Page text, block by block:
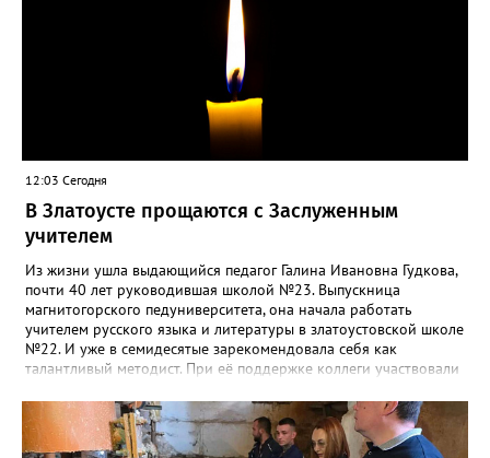
12:03 Сегодня
В Златоусте прощаются с Заслуженным
учителем
Из жизни ушла выдающийся педагог Галина Ивановна Гудкова,
почти 40 лет руководившая школой №23. Выпускница
магнитогорского педуниверситета, она начала работать
учителем русского языка и литературы в златоустовской школе
№22. И уже в семидесятые зарекомендовала себя как
талантливый методист. При её поддержке коллеги участвовали
«Благодаря её мудрому руководству в школе сформировался
сильный педагогический коллектив, объединённый общими
ценностями и любовью к своему делу. Для многих Галина